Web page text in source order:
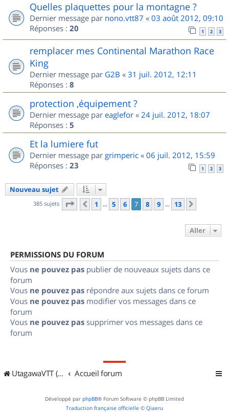
Quelles plaquettes pour la montagne ?
Dernier message par nono.vtt87 « 03 août 2012, 09:10
Réponses : 20 1 2 3
remplacer mes Continental Marathon Race
King
Dernier message par G2B « 31 juil. 2012, 12:11
Réponses : 8
protection ,équipement ?
Dernier message par eaglefor « 24 juil. 2012, 18:07
Réponses : 5
Et la lumiere fut
Dernier message par grimperic « 06 juil. 2012, 15:59
Réponses : 23 1 2 3
Nouveau sujet
385 sujets Page 7sur 13
Précédent
1 … 5 6 7 8 9 … 13
Aller
PERMISSIONS DU FORUM
Vous ne pouvez pas publier de nouveaux sujets dans ce
forum
Vous ne pouvez pas répondre aux sujets dans ce forum
Vous ne pouvez pas modifier vos messages dans ce
forum
Vous ne pouvez pas supprimer vos messages dans ce
forum
UtagawaVTT (Randos VTT et VTTAE avec traces GPS) Accueil forum
Développé par phpBB® Forum Software © phpBB Limited
Traduction française officielle © Qiaeru